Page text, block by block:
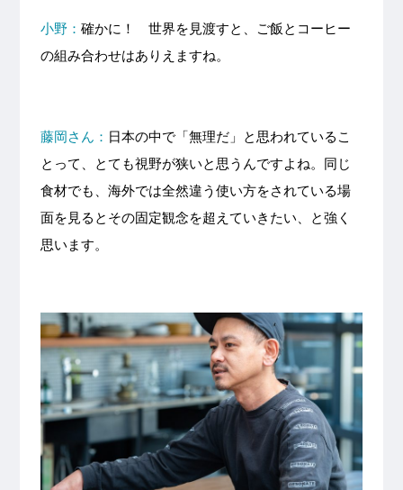
小野： 確かに！ 世界を見渡すと、ご飯とコーヒー
の組み合わせはありえますね。
藤岡さん： 日本の中で「無理だ」と思われているこ
とって、とても視野が狭いと思うんですよね。同じ
食材でも、海外では全然違う使い方をされている場
面を見るとその固定観念を超えていきたい、と強く
思います。